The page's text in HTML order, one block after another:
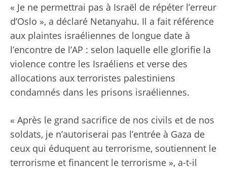
« Je ne permettrai pas à Israël de répéter l’erreur
d’Oslo », a déclaré Netanyahu. Il a fait référence
aux plaintes israéliennes de longue date à
l’encontre de l’AP : selon laquelle elle glorifie la
violence contre les Israéliens et verse des
allocations aux terroristes palestiniens
condamnés dans les prisons israéliennes.
« Après le grand sacrifice de nos civils et de nos
soldats, je n’autoriserai pas l’entrée à Gaza de
ceux qui éduquent au terrorisme, soutiennent le
terrorisme et financent le terrorisme », a-t-il